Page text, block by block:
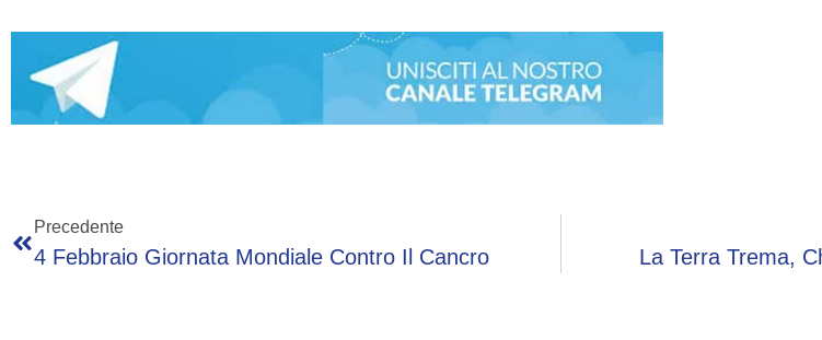
Precedente
4 Febbraio Giornata Mondiale Contro Il Cancro La Terra Trema,